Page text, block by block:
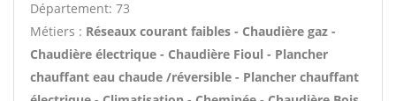
Département: 73
Métiers : Réseaux courant faibles - Chaudière gaz -
Chaudière électrique - Chaudière Fioul - Plancher
chauffant eau chaude /réversible - Plancher chauffant